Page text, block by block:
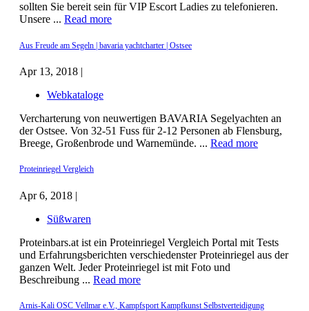
sollten Sie bereit sein für VIP Escort Ladies zu telefonieren.
Unsere ... Read more
Aus Freude am Segeln | bavaria yachtcharter | Ostsee
Apr 13, 2018 |
Webkataloge
Vercharterung von neuwertigen BAVARIA Segelyachten an
der Ostsee. Von 32-51 Fuss für 2-12 Personen ab Flensburg,
Breege, Großenbrode und Warnemünde. ... Read more
Proteinriegel Vergleich
Apr 6, 2018 |
Süßwaren
Proteinbars.at ist ein Proteinriegel Vergleich Portal mit Tests
und Erfahrungsberichten verschiedenster Proteinriegel aus der
ganzen Welt. Jeder Proteinriegel ist mit Foto und
Beschreibung ... Read more
Arnis-Kali OSC Vellmar e.V., Kampfsport Kampfkunst Selbstverteidigung